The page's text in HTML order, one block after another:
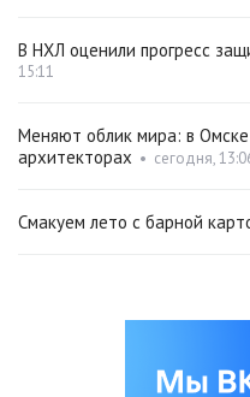
В НХЛ оценили прогресс
15:11
Меняют облик мира: в
архитекторах • сегодня,
Смакуем лето с барной